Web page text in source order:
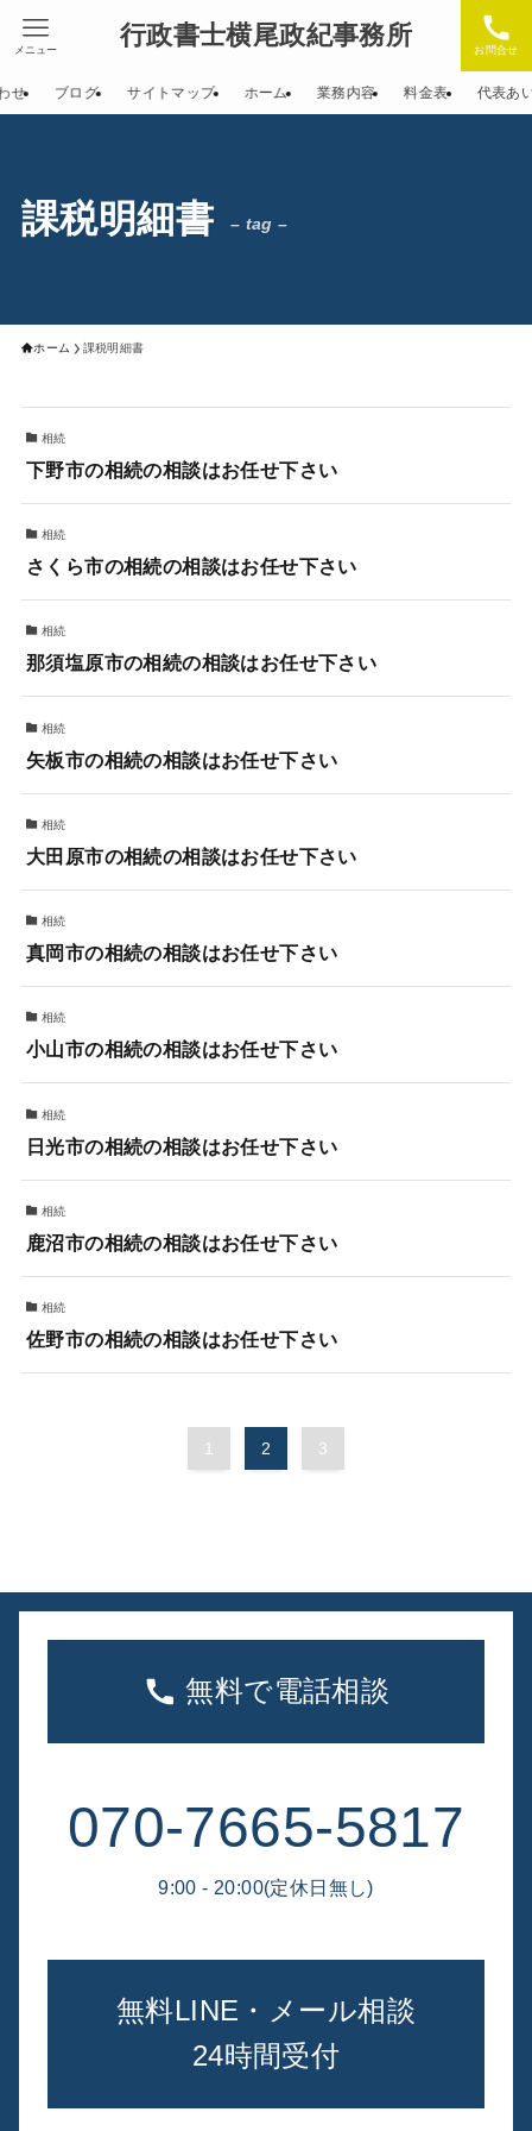
行政書士横尾政紀事務所 お問合せ
メニュー
せ ブログ サイトマップ ホーム 業務内容 料金表 代表あ
課税明細書 – tag –
ホーム 課税明細書
相続
下野市の相続の相談はお任せ下さい
相続
さくら市の相続の相談はお任せ下さい
相続
那須塩原市の相続の相談はお任せ下さい
相続
矢板市の相続の相談はお任せ下さい
相続
大田原市の相続の相談はお任せ下さい
相続
真岡市の相続の相談はお任せ下さい
相続
小山市の相続の相談はお任せ下さい
相続
日光市の相続の相談はお任せ下さい
相続
鹿沼市の相続の相談はお任せ下さい
相続
佐野市の相続の相談はお任せ下さい
1 2 3
無料で電話相談
070-7665-5817
9:00 - 20:00(定休日無し)
無料LINE・メール相談
24時間受付